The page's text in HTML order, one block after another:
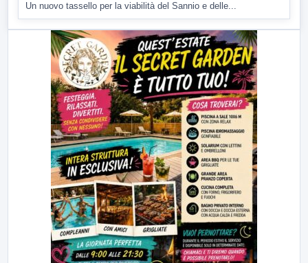
Un nuovo tassello per la viabilità del Sannio e delle...